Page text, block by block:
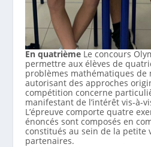
En quatrième Le concours
permettre aux élèves de
problèmes mathématiques de
autorisant des approches
compétition concerne
manifestant de l’intérêt vis-à-
L’épreuve comporte quatre
énoncés sont composés en
constitués au sein de la petite
partenaires.